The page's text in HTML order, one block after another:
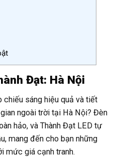
Đạt: Hà Nội
sáng hiệu quả và tiết
ngoài trời tại Hà Nội? Đèn
hảo, và Thành Đạt LED tự
mang đến cho bạn những
mức giá cạnh tranh.